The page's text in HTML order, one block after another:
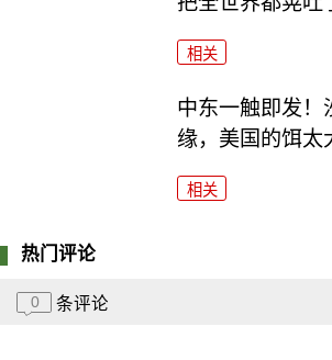
相关
中东一触即发！
缘，美国的饵太
相关
热门评论
0 条评论